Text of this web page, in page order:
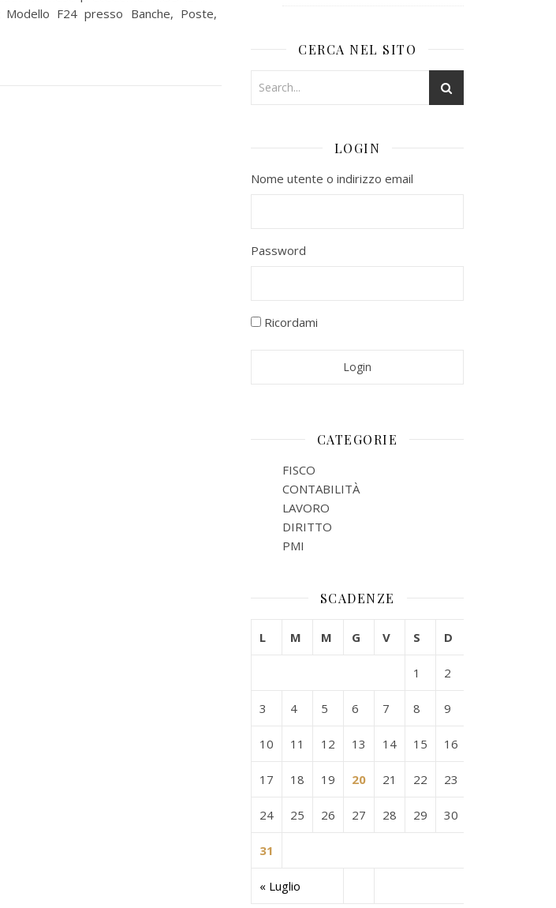
F24 presso Banche, Poste,
CERCA NEL SITO
LOGIN
Nome utente o indirizzo email
Password
Ricordami
CATEGORIE
FISCO
CONTABILITÀ
LAVORO
DIRITTO
PMI
SCADENZE
L M M G V S D
« Luglio
1 2
3 4 5 6 7 8 9
10 11 12 13 14 15 16
17 18 19 20 21 22 23
24 25 26 27 28 29 30
31